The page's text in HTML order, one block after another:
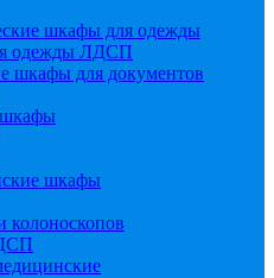
шкафы для одежды
одежды ЛДСП
шкафы для документов
шкафы